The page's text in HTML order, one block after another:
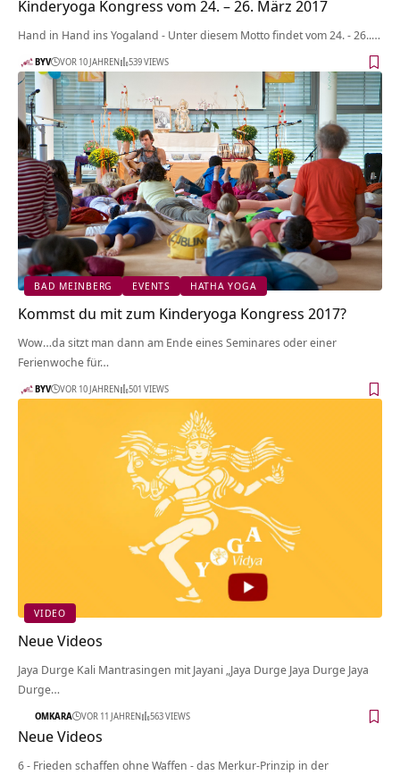
Kinderyoga Kongress vom 24. – 26. März 2017
Hand in Hand ins Yogaland - Unter diesem Motto findet vom 24. - 26..…
BYV VOR 10 JAHREN 539 VIEWS
BAD MEINBERG EVENTS HATHA YOGA
Kommst du mit zum Kinderyoga Kongress 2017?
Wow…da sitzt man dann am Ende eines Seminares oder einer
Ferienwoche für…
BYV VOR 10 JAHREN 501 VIEWS
VIDEO
Neue Videos
Jaya Durge Kali Mantrasingen mit Jayani „Jaya Durge Jaya Durge Jaya
Durge…
OMKARA VOR 11 JAHREN 563 VIEWS
Neue Videos
6 - Frieden schaffen ohne Waffen - das Merkur-Prinzip in der